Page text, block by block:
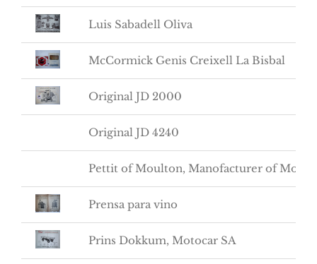
Luis Sabadell Oliva
McCormick Genis Creixell La Bisbal
Original JD 2000
Original JD 4240
Pettit of Moulton, Manofacturer of
Prensa para vino
Prins Dokkum, Motocar SA